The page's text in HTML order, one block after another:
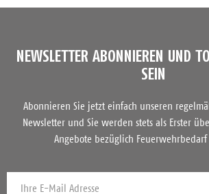
NEWSLETTER ABONNIEREN UND
SEIN
Abonnieren Sie jetzt einfach unseren
Newsletter und Sie werden stets als Erster
Angebote bezüglich